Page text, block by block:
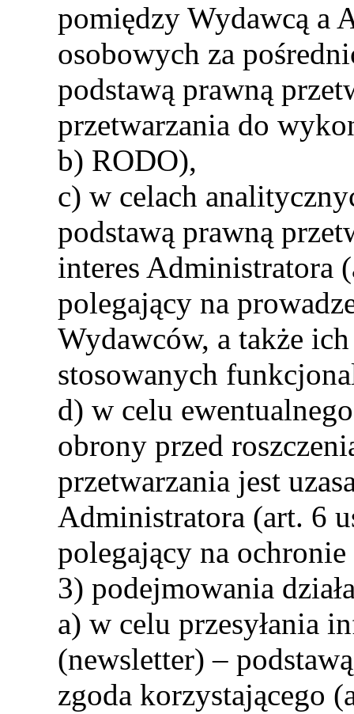
pomiędzy Wydawcą a
osobowych za
podstawą prawną
przetwarzania do
b) RODO),
c) w celach
podstawą prawną
interes Administratora
polegający na
Wydawców, a także
stosowanych
d) w celu
obrony przed
przetwarzania jest
Administratora (art. 6
polegający na
3) podejmowania
a) w celu przesyłania
(newsletter) –
zgoda korzystającego